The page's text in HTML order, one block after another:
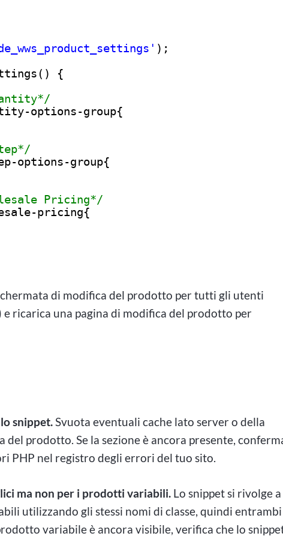
);
{
options-group{
options-group{
Pricing*/
pricing{
di modifica del prodotto per tutti gli utenti
ricarica una pagina di modifica del prodotto per
snippet.Svuota eventuali cache lato server o della
prodotto. Se la sezione è ancora presente,
PHP nel registro degli errori del tuo sito.
ma non per i prodotti variabili. Lo snippet si rivolge a
utilizzando gli stessi nomi di classe, quindi entrambi
variabile è ancora visibile, verifica che lo